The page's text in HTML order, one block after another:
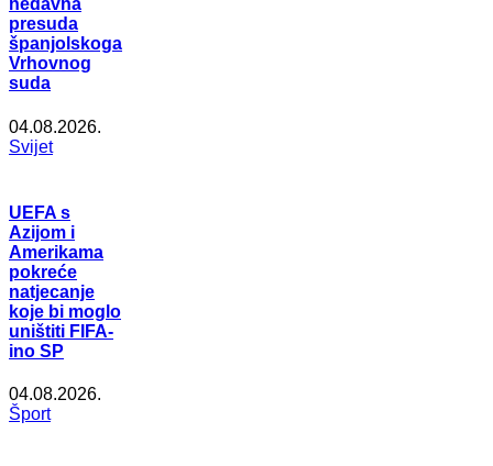
nedavna
presuda
španjolskoga
Vrhovnog
suda
04.08.2026.
Svijet
UEFA s
Azijom i
Amerikama
pokreće
natjecanje
koje bi moglo
uništiti FIFA-
ino SP
04.08.2026.
Šport